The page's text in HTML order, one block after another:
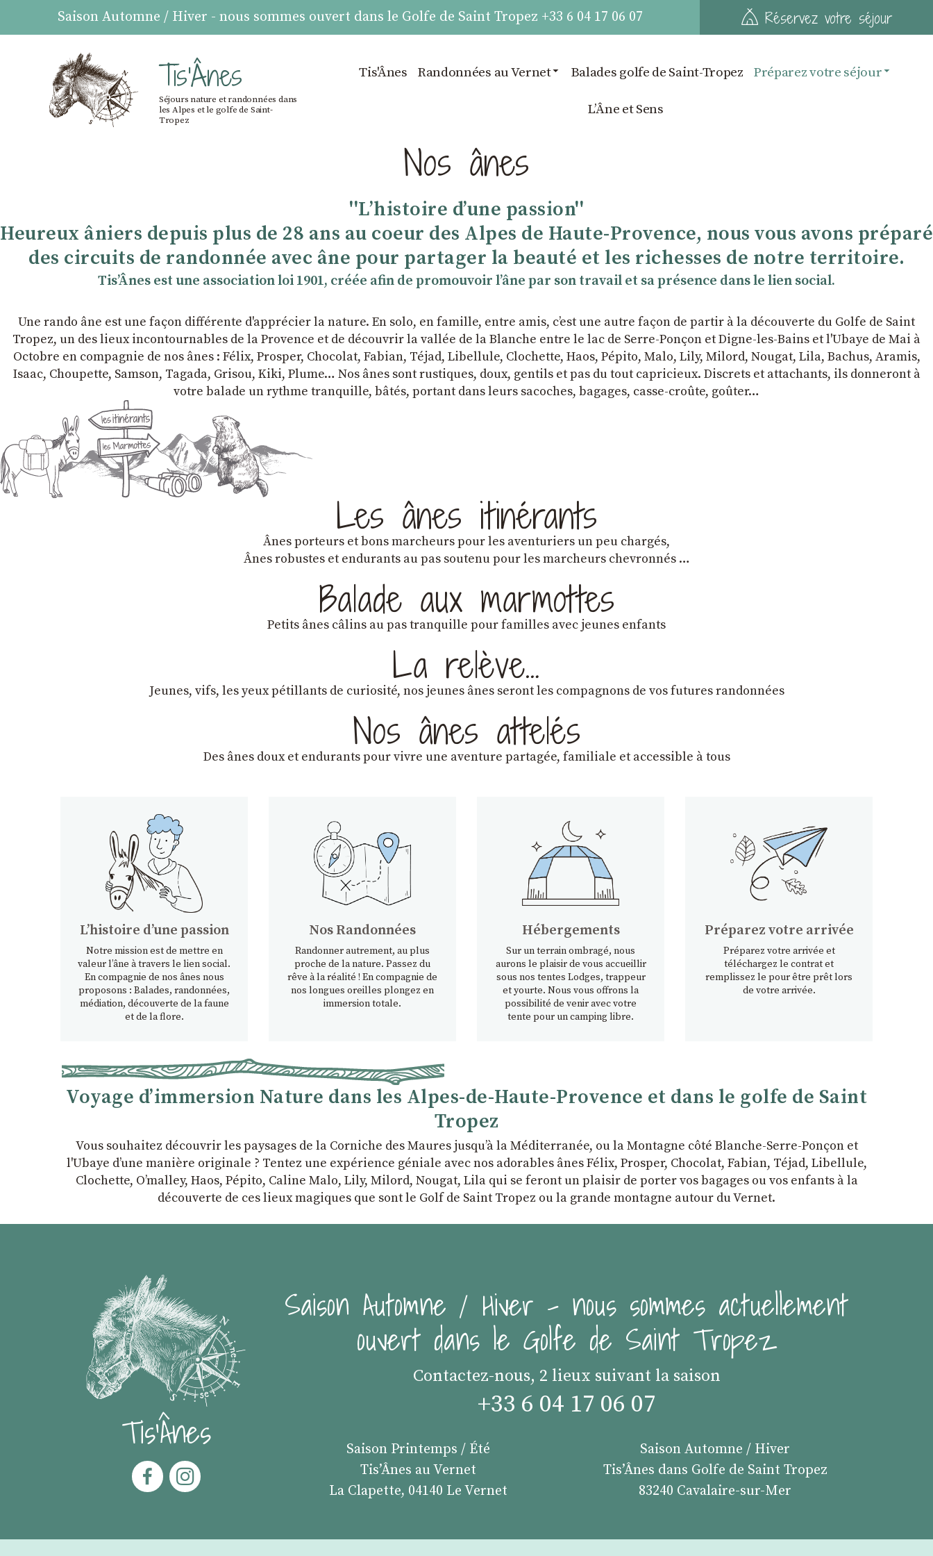
Saison Automne / Hiver - nous sommes ouvert dans le Golfe de Saint Tropez +33 6 04 17 06 07 Réservez votre séjour
Tis'Ânes
Séjours nature et randonnées dans
les Alpes et le golfe de Saint-
Tropez
Tis'Ânes Randonnées au Vernet Balades golfe de Saint-Tropez Préparez votre séjour
LʼÂne et Sens
Nos ânes
''Lʼhistoire dʼune passion''
Heureux âniers depuis plus de 28 ans au coeur des Alpes de Haute-Provence, nous vous avons préparé
des circuits de randonnée avec âne pour partager la beauté et les richesses de notre territoire.
TisʼÂnes est une association loi 1901, créée afin de promouvoir lʼâne par son travail et sa présence dans le lien social.
Une rando âne est une façon différente d'apprécier la nature. En solo, en famille, entre amis, cʼest une autre façon de partir à la découverte du Golfe de Saint
Tropez, un des lieux incontournables de la Provence et de découvrir la vallée de la Blanche entre le lac de Serre-Ponçon et Digne-les-Bains et l'Ubaye de Mai à
Octobre en compagnie de nos ânes : Félix, Prosper, Chocolat, Fabian, Téjad, Libellule, Clochette, Haos, Pépito, Malo, Lily, Milord, Nougat, Lila, Bachus, Aramis,
Isaac, Choupette, Samson, Tagada, Grisou, Kiki, Plume… Nos ânes sont rustiques, doux, gentils et pas du tout capricieux. Discrets et attachants, ils donneront à
votre balade un rythme tranquille, bâtés, portant dans leurs sacoches, bagages, casse-croûte, goûter…
Les ânes itinérants
Ânes porteurs et bons marcheurs pour les aventuriers un peu chargés,
Ânes robustes et endurants au pas soutenu pour les marcheurs chevronnés …
Balade aux marmottes
Petits ânes câlins au pas tranquille pour familles avec jeunes enfants
La relève…
Jeunes, vifs, les yeux pétillants de curiosité, nos jeunes ânes seront les compagnons de vos futures randonnées
Nos ânes attelés
Des ânes doux et endurantspour vivre une aventure partagée, familiale et accessible à tous
Lʼhistoire dʼune passion
Notre mission est de mettre en
valeur l’âne à travers le lien social.
En compagnie de nos ânes nous
proposons : Balades, randonnées,
médiation, découverte de la faune
et de la flore.
Nos Randonnées
Randonner autrement, au plus
proche de la nature. Passez du
rêve à la réalité ! En compagnie de
nos longues oreilles plongez en
immersion totale.
Hébergements
Sur un terrain ombragé, nous
aurons le plaisir de vous accueillir
sous nos tentes Lodges, trappeur
et yourte. Nous vous offrons la
possibilité de venir avec votre
tente pour un camping libre.
Préparez votre arrivée
Préparez votre arrivée et
téléchargez le contrat et
remplissez le pour être prêt lors
de votre arrivée.
Voyage d’immersion Nature dans les Alpes-de-Haute-Provence et dans le golfe de Saint
Tropez
Vous souhaitez découvrir les paysages de la Corniche des Maures jusqu’à la Méditerranée, ou la Montagne côté Blanche-Serre-Ponçon et
l'Ubaye dʼune manière originale ? Tentez une expérience géniale avec nos adorables ânes Félix, Prosper, Chocolat, Fabian, Téjad, Libellule,
Clochette, Oʼmalley, Haos, Pépito, Caline Malo, Lily, Milord, Nougat, Lila qui se feront un plaisir de porter vos bagages ou vos enfants à la
découverte de ces lieux magiques que sont le Golf de Saint Tropez ou la grande montagne autour du Vernet.
Tis'Ânes
Saison Automne / Hiver - nous sommes actuellement
ouvert dans le Golfe de Saint Tropez
Contactez-nous, 2 lieux suivant la saison
+33 6 04 17 06 07
Saison Printemps / Été
Tis’Ânes au Vernet
La Clapette, 04140 Le Vernet
Saison Automne / Hiver
Tis’Ânes dans Golfe de Saint Tropez
83240 Cavalaire-sur-Mer